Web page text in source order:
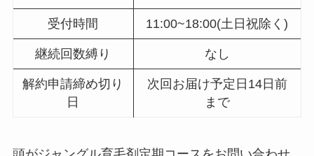
受付時間 11:00~18:00(土日祝除く)
継続回数縛り なし
解約申請締め切り
日
次回お届け予定日14日前
まで